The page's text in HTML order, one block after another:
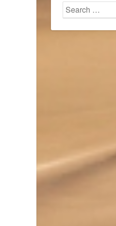
Search
for: